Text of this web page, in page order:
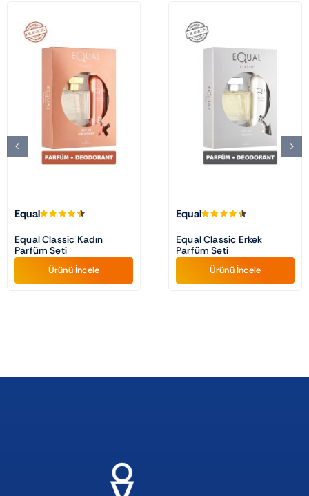
Equal
Equal Classic Kadın
Parfüm Seti
Ürünü İncele
Equal
Equal Classic Erkek
Parfüm Seti
Ürünü İncele